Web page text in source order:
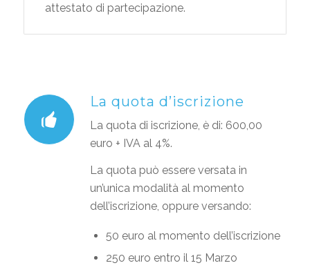
attestato di partecipazione.
La quota d’iscrizione
La quota di iscrizione, è di: 600,00
euro + IVA al 4%.
La quota può essere versata in
un’unica modalità al momento
dell’iscrizione, oppure versando:
50 euro al momento dell’iscrizione
250 euro entro il 15 Marzo